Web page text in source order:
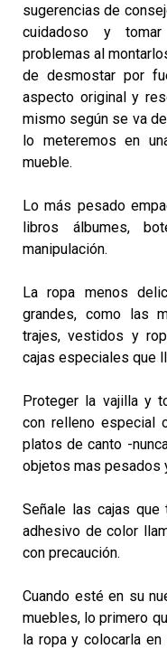
sugerencias de
cuidadoso y
problemas al
de desmostar por
aspecto original y
mismo según se va
lo meteremos en
mueble.
Lo más pesado
libros álbumes,
manipulación.
La ropa menos
grandes, como las
trajes, vestidos y
cajas especiales que
Proteger la vajilla y
con relleno especial
platos de canto -
objetos mas pesados
Señale las cajas
adhesivo de color
con precaución.
Cuando esté en su
muebles, lo primero
la ropa y colocarla